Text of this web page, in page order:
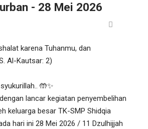
- 28 Mei 2026
karena Tuhanmu, dan
Al-Kautsar: 2)
🤲✨
lancar kegiatan penyembelihan
keluarga besar TK-SMP Shidqia
hari ini 28 Mei 2026 / 11 Dzulhijjah